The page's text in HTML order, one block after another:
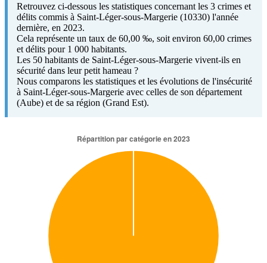
Retrouvez ci-dessous les statistiques concernant les 3 crimes et
délits commis à Saint-Léger-sous-Margerie (10330) l'année
dernière, en 2023.
Cela représente un taux de 60,00 ‰, soit environ 60,00 crimes
et délits pour 1 000 habitants.
Les 50 habitants de Saint-Léger-sous-Margerie vivent-ils en
sécurité dans leur petit hameau ?
Nous comparons les statistiques et les évolutions de l'insécurité
à Saint-Léger-sous-Margerie avec celles de son département
(Aube) et de sa région (Grand Est).